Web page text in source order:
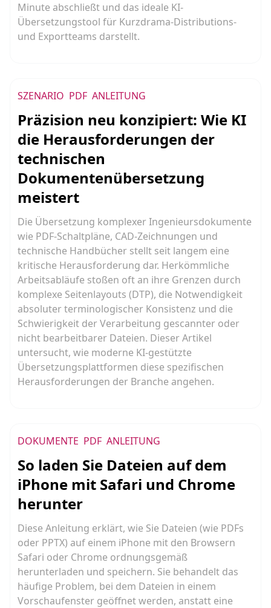
Minute abschließt und das ideale KI-
Übersetzungstool für Kurzdrama-Distributions-
und Exportteams darstellt.
SZENARIO PDF ANLEITUNG
Präzision neu konzipiert: Wie KI
die Herausforderungen der
technischen
Dokumentenübersetzung
meistert
Die Übersetzung komplexer Ingenieursdokumente
wie PDF-Schaltpläne, CAD-Zeichnungen und
technische Handbücher stellt seit langem eine
kritische Herausforderung dar. Herkömmliche
Arbeitsabläufe stoßen oft an ihre Grenzen durch
komplexe Seitenlayouts (DTP), die Notwendigkeit
absoluter terminologischer Konsistenz und die
Schwierigkeit der Verarbeitung gescannter oder
nicht bearbeitbarer Dateien. Dieser Artikel
untersucht, wie moderne KI-gestützte
Übersetzungsplattformen diese spezifischen
Herausforderungen der Branche angehen.
DOKUMENTE PDF ANLEITUNG
So laden Sie Dateien auf dem
iPhone mit Safari und Chrome
herunter
Diese Anleitung erklärt, wie Sie Dateien (wie PDFs
oder PPTX) auf einem iPhone mit den Browsern
Safari oder Chrome ordnungsgemäß
herunterladen und speichern. Sie behandelt das
häufige Problem, bei dem Dateien in einem
Vorschaufenster geöffnet werden, anstatt eine